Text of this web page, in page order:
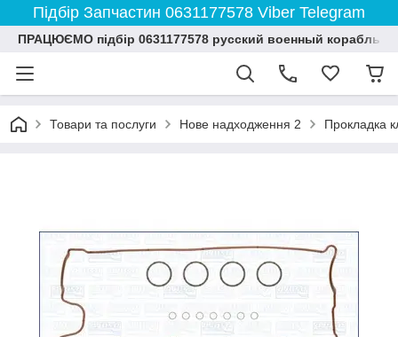
Підбір Запчастин 0631177578 Viber Telegram
ПРАЦЮЄМО підбір 0631177578 русский военный корабль
Товари та послуги Нове надходження 2 Прокладка